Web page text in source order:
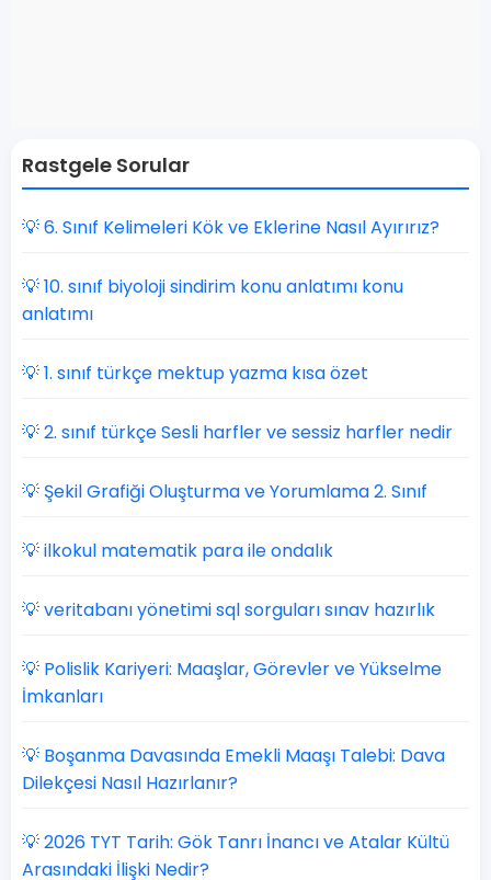
Rastgele Sorular
💡 6. Sınıf Kelimeleri Kök ve Eklerine Nasıl Ayırırız?
💡 10. sınıf biyoloji sindirim konu anlatımı konu
anlatımı
💡 1. sınıf türkçe mektup yazma kısa özet
💡 2. sınıf türkçe Sesli harfler ve sessiz harfler nedir
💡 Şekil Grafiği Oluşturma ve Yorumlama 2. Sınıf
💡 ilkokul matematik para ile ondalık
💡 veritabanı yönetimi sql sorguları sınav hazırlık
💡 Polislik Kariyeri: Maaşlar, Görevler ve Yükselme
İmkanları
💡 Boşanma Davasında Emekli Maaşı Talebi: Dava
Dilekçesi Nasıl Hazırlanır?
💡 2026 TYT Tarih: Gök Tanrı İnancı ve Atalar Kültü
Arasındaki İlişki Nedir?